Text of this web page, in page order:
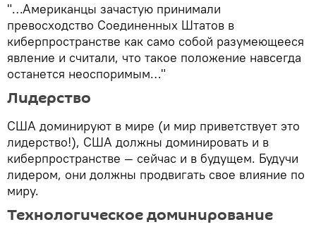
"…Американцы зачастую принимали
превосходство Соединенных Штатов в
киберпространстве как само собой разумеющееся
явление и считали, что такое положение навсегда
останется неоспоримым…"
Лидерство
США доминируют в мире (и мир приветствует это
лидерство!), США должны доминировать и в
киберпространстве — сейчас и в будущем. Будучи
лидером, они должны продвигать свое влияние по
миру.
Технологическое доминирование